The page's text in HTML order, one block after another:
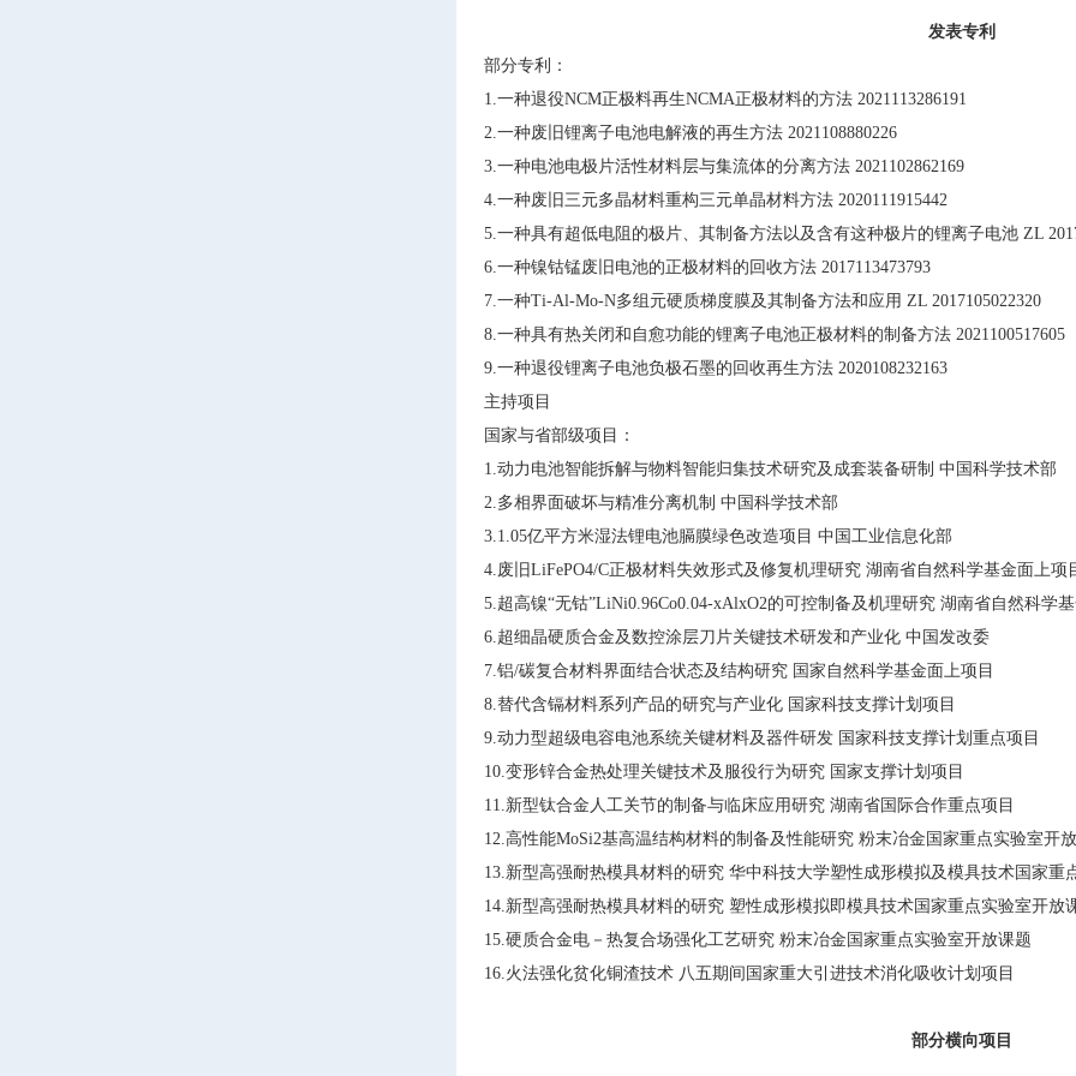
发表专利
部分专利：
1.一种退役NCM正极料再生NCMA正极材料的方法 2021113286191
2.一种废旧锂离子电池电解液的再生方法 2021108880226
3.一种电池电极片活性材料层与集流体的分离方法 2021102862169
4.一种废旧三元多晶材料重构三元单晶材料方法 2020111915442
5.一种具有超低电阻的极片、其制备方法以及含有这种极片的锂离子电池 ZL
6.一种镍钴锰废旧电池的正极材料的回收方法 2017113473793
7.一种Ti-Al-Mo-N多组元硬质梯度膜及其制备方法和应用 ZL 2017105022320
8.一种具有热关闭和自愈功能的锂离子电池正极材料的制备方法 2021100517605
9.一种退役锂离子电池负极石墨的回收再生方法 2020108232163
主持项目
国家与省部级项目：
1.动力电池智能拆解与物料智能归集技术研究及成套装备研制 中国科学技术部
2.多相界面破坏与精准分离机制 中国科学技术部
3.1.05亿平方米湿法锂电池膈膜绿色改造项目 中国工业信息化部
4.废旧LiFePO4/C正极材料失效形式及修复机理研究 湖南省自然科学基金面上项
5.超高镍“无钴”LiNi0.96Co0.04-xAlxO2的可控制备及机理研究 湖南省自然科学
6.超细晶硬质合金及数控涂层刀片关键技术研发和产业化 中国发改委
7.铝/碳复合材料界面结合状态及结构研究 国家自然科学基金面上项目
8.替代含镉材料系列产品的研究与产业化 国家科技支撑计划项目
9.动力型超级电容电池系统关键材料及器件研发 国家科技支撑计划重点项目
10.变形锌合金热处理关键技术及服役行为研究 国家支撑计划项目
11.新型钛合金人工关节的制备与临床应用研究 湖南省国际合作重点项目
12.高性能MoSi2基高温结构材料的制备及性能研究 粉末冶金国家重点实验室开
13.新型高强耐热模具材料的研究 华中科技大学塑性成形模拟及模具技术国家重
14.新型高强耐热模具材料的研究 塑性成形模拟即模具技术国家重点实验室开放
15.硬质合金电－热复合场强化工艺研究 粉末冶金国家重点实验室开放课题
16.火法强化贫化铜渣技术 八五期间国家重大引进技术消化吸收计划项目
部分横向项目